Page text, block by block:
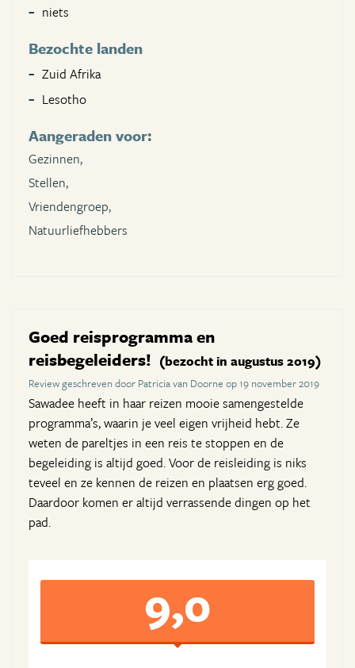
niets
Bezochte landen
Zuid Afrika
Lesotho
Aangeraden voor:
Gezinnen,
Stellen,
Vriendengroep,
Natuurliefhebbers
Goed reisprogramma en
reisbegeleiders! (bezocht in augustus 2019)
Review geschreven door Patricia van Doorne op 19 november 2019
Sawadee heeft in haar reizen mooie samengestelde
programma’s, waarin je veel eigen vrijheid hebt. Ze
weten de pareltjes in een reis te stoppen en de
begeleiding is altijd goed. Voor de reisleiding is niks
teveel en ze kennen de reizen en plaatsen erg goed.
Daardoor komen er altijd verrassende dingen op het
pad.
9,0